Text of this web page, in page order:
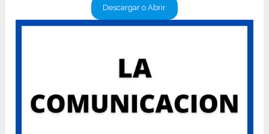
Descargar o Abrir